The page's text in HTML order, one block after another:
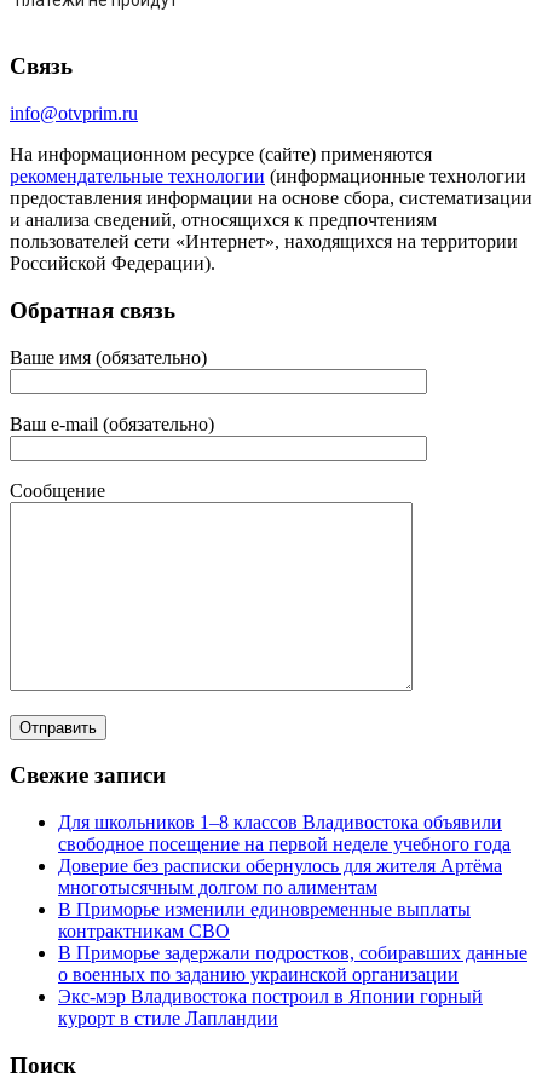
Связь
info@otvprim.ru
На информационном ресурсе (сайте) применяются
рекомендательные технологии (информационные технологии
предоставления информации на основе сбора, систематизации
и анализа сведений, относящихся к предпочтениям
пользователей сети «Интернет», находящихся на территории
Российской Федерации).
Обратная связь
Ваше имя (обязательно)
Ваш e-mail (обязательно)
Сообщение
Свежие записи
Для школьников 1–8 классов Владивостока объявили
свободное посещение на первой неделе учебного года
Доверие без расписки обернулось для жителя Артёма
многотысячным долгом по алиментам
В Приморье изменили единовременные выплаты
контрактникам СВО
В Приморье задержали подростков, собиравших данные
о военных по заданию украинской организации
Экс-мэр Владивостока построил в Японии горный
курорт в стиле Лапландии
Поиск